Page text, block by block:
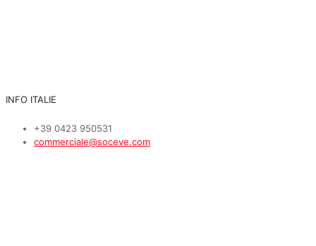
INFO ITALIE
+39 0423 950531
commerciale@soceve.com